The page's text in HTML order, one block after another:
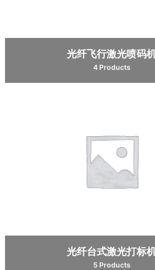
光纤飞行激光喷码
4 Products
光纤台式激光打标
5 Products